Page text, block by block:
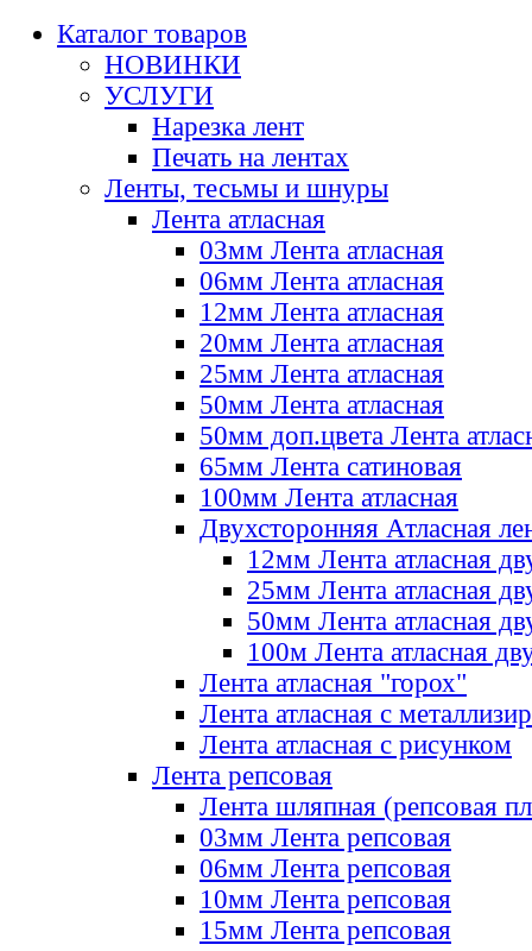
Каталог товаров
НОВИНКИ
УСЛУГИ
Нарезка лент
Печать на лентах
Ленты, тесьмы и шнуры
Лента атласная
03мм Лента атласная
06мм Лента атласная
12мм Лента атласная
20мм Лента атласная
25мм Лента атласная
50мм Лента атласная
50мм доп.цвета Лента
65мм Лента сатиновая
100мм Лента атласная
Двухсторонняя Атласная
12мм Лента атласная
25мм Лента атласная
50мм Лента атласная
100м Лента атласная
Лента атласная "горох"
Лента атласная с
Лента атласная с рисунком
Лента репсовая
Лента шляпная (репсовая
03мм Лента репсовая
06мм Лента репсовая
10мм Лента репсовая
15мм Лента репсовая